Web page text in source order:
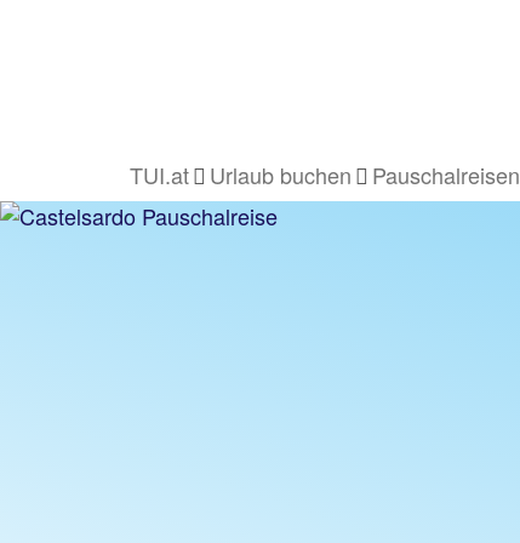
TUI.at Urlaub buchen Pauschalreisen